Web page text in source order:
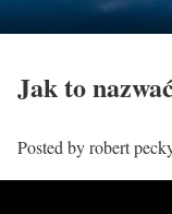
Jak to
Posted by robert